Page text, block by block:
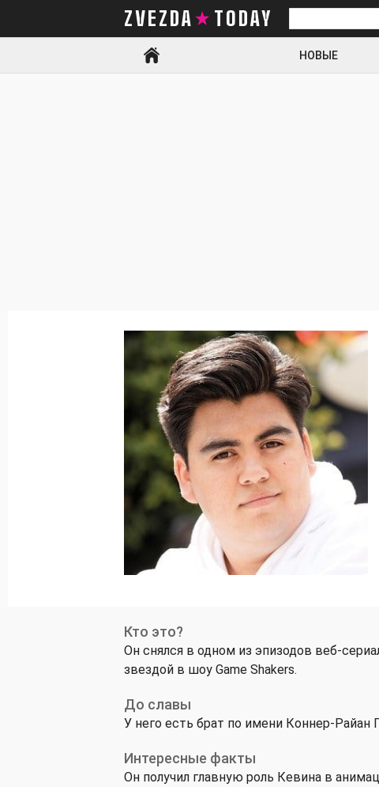
ZVEZDA TODAY
Искать
НОВЫЕ
Кто это?
Он снялся в одном из эпизодов веб-
звездой в шоу Game Shakers.
До славы
У него есть брат по имени Коннер-Райан
Интересные факты
Он получил главную роль Кевина в